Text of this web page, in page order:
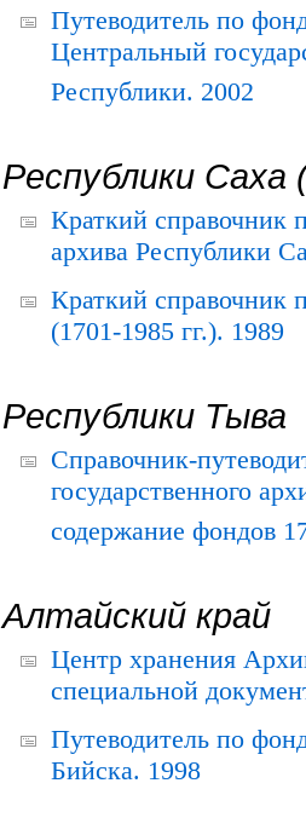
Путеводитель по
Центральный
Республики. 2002
Республики Саха
Краткий справочник
архива Республики
Краткий
(1701-1985 гг.). 1989
Республики Тыва
Справочник-
государственного
содержание фондов
Алтайский край
Центр хранения
специальной
Путеводитель по
Бийска. 1998